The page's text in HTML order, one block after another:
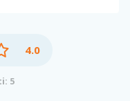
4.0
5